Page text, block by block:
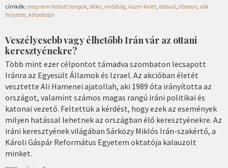
címkék: meg nem hallott hangok béke imádság közel-kelet háború libanon nők
helyzete kárpátalja
Veszélyesebb vagy élhetőbb Irán vár az ottani
keresztyénekre?
Több mint ezer célpontot támadva szombaton lecsapott
Iránra az Egyesült Államok és Izrael. Az akcióban életét
vesztette Ali Hamenei ajatollah, aki 1989 óta irányította az
országot, valamint számos magas rangú iráni politikai és
katonai vezető. Feltettük a kérdést, hogy ezek az események
milyen hatással lehetnek az országban élő keresztyénekre. Az
iráni keresztyének világában Sárközy Miklós Irán-szakértő, a
Károli Gáspár Református Egyetem oktatója kalauzolt
minket.